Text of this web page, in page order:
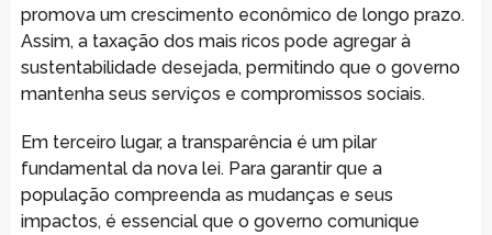
promova um crescimento econômico de longo prazo.
Assim, a taxação dos mais ricos pode agregar à
sustentabilidade desejada, permitindo que o governo
mantenha seus serviços e compromissos sociais.
Em terceiro lugar, a transparência é um pilar
fundamental da nova lei. Para garantir que a
população compreenda as mudanças e seus
impactos, é essencial que o governo comunique